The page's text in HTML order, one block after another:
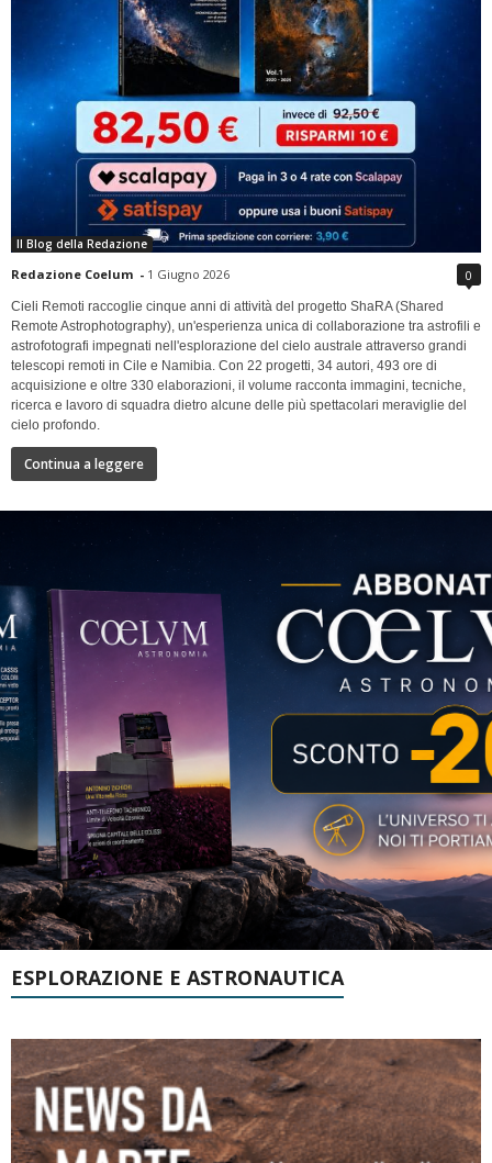
Il Blog della Redazione
Redazione Coelum - 1 Giugno 2026 0
Cieli Remoti raccoglie cinque anni di attività del progetto ShaRA (Shared
Remote Astrophotography), un'esperienza unica di collaborazione tra astrofili e
astrofotografi impegnati nell'esplorazione del cielo australe attraverso grandi
telescopi remoti in Cile e Namibia. Con 22 progetti, 34 autori, 493 ore di
acquisizione e oltre 330 elaborazioni, il volume racconta immagini, tecniche,
ricerca e lavoro di squadra dietro alcune delle più spettacolari meraviglie del
cielo profondo.
Continua a leggere
ESPLORAZIONE E ASTRONAUTICA